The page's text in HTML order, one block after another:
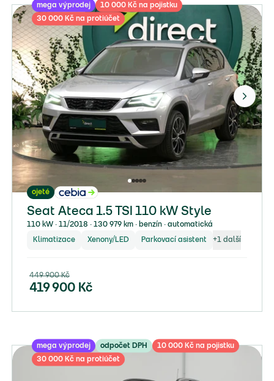
mega výprodej
10 000 Kč na pojistku
30 000 Kč na protiúčet
ojeté
Seat Ateca 1.5 TSI 110 kW Style
110 kW ∙ 11/2018 ∙ 130 979 km ∙ benzín ∙ automatická
Klimatizace Xenony/LED Parkovací asistent +1 další
449 900Kč
419 900 Kč
mega výprodej odpočet DPH
10 000 Kč na pojistku
30 000 Kč na protiúčet